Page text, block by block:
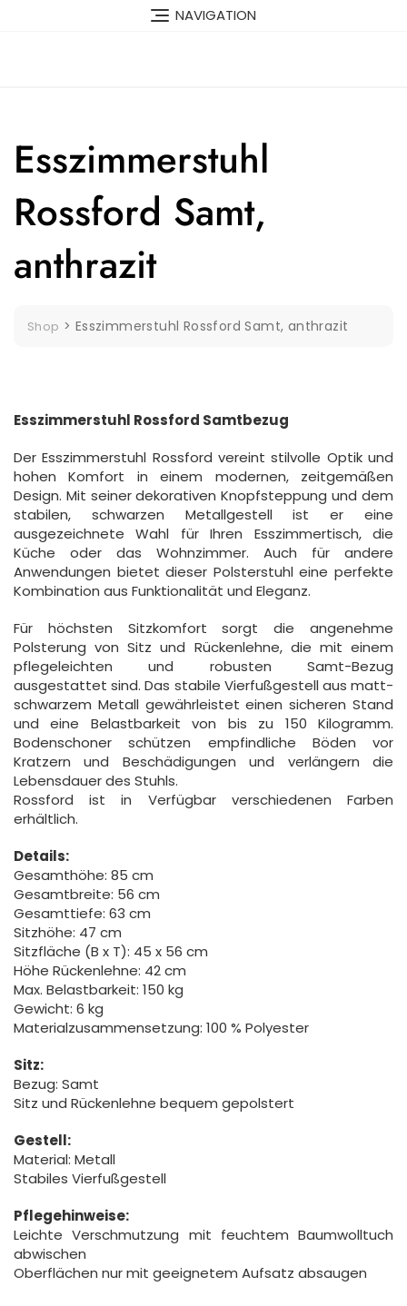
NAVIGATION
Esszimmerstuhl
Rossford Samt,
anthrazit
Shop > Esszimmerstuhl Rossford Samt, anthrazit
Esszimmerstuhl Rossford Samtbezug
Der Esszimmerstuhl Rossford vereint stilvolle Optik und
hohen Komfort in einem modernen, zeitgemäßen
Design. Mit seiner dekorativen Knopfsteppung und dem
stabilen, schwarzen Metallgestell ist er eine
ausgezeichnete Wahl für Ihren Esszimmertisch, die
Küche oder das Wohnzimmer. Auch für andere
Anwendungen bietet dieser Polsterstuhl eine perfekte
Kombination aus Funktionalität und Eleganz.
Für höchsten Sitzkomfort sorgt die angenehme
Polsterung von Sitz und Rückenlehne, die mit einem
pflegeleichten und robusten Samt-Bezug
ausgestattet sind. Das stabile Vierfußgestell aus matt-
schwarzem Metall gewährleistet einen sicheren Stand
und eine Belastbarkeit von bis zu 150 Kilogramm.
Bodenschoner schützen empfindliche Böden vor
Kratzern und Beschädigungen und verlängern die
Lebensdauer des Stuhls.
Rossford ist in Verfügbar verschiedenen Farben
erhältlich.
Details:
Gesamthöhe: 85 cm
Gesamtbreite: 56 cm
Gesamttiefe: 63 cm
Sitzhöhe: 47 cm
Sitzfläche (B x T): 45 x 56 cm
Höhe Rückenlehne: 42 cm
Max. Belastbarkeit: 150 kg
Gewicht: 6 kg
Materialzusammensetzung: 100 % Polyester
Sitz:
Bezug: Samt
Sitz und Rückenlehne bequem gepolstert
Gestell:
Material: Metall
Stabiles Vierfußgestell
Pflegehinweise:
Leichte Verschmutzung mit feuchtem Baumwolltuch
abwischen
Oberflächen nur mit geeignetem Aufsatz absaugen